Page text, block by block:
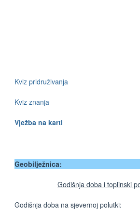
Kviz pridruživanja
Kviz znanja
Vježba na karti
Geobilježnica:
Godišnja doba i toplinski
Godišnja doba na sjevernoj polutki: